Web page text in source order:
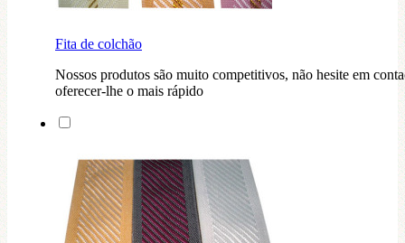
Fita de colchão
Nossos produtos são muito competitivos, não hesite em
oferecer-lhe o mais rápido